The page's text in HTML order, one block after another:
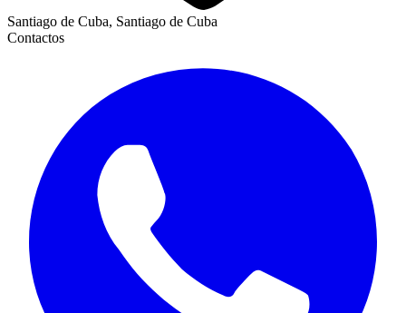
Santiago de Cuba, Santiago de Cuba
Contactos